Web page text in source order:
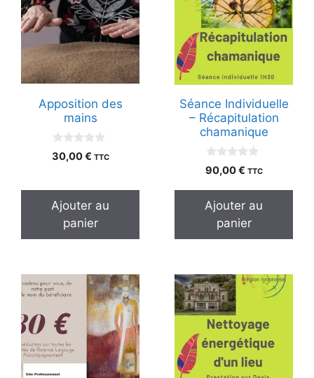
Apposition des
mains
0
s
5
30,00€ TTC
Ajouter au
panier
Séance Individuelle
– Récapitulation
chamanique
0
s
5
90,00€ TTC
Ajouter au
panier